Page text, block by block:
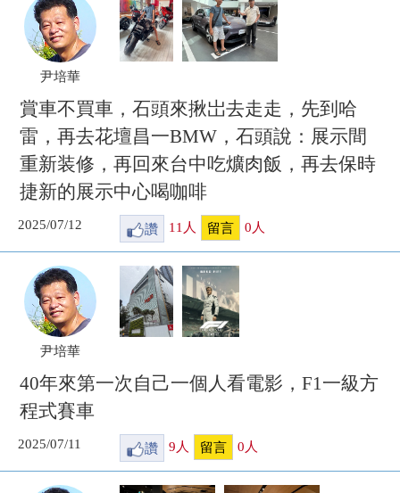
尹培華
賞車不買車，石頭來揪岀去走走，先到哈
雷，再去花壇昌一BMW，石頭說：展示間
重新装修，再回來台中吃爌肉飯，再去保時
捷新的展示中心喝咖啡
2025/07/12 讚 11 人 留言 0 人
尹培華
40年來第一次自己一個人看電影，F1一級方
程式賽車
2025/07/11 讚 9人 留言 0人